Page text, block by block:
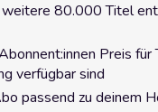
weitere 80.000 Titel
Preis für
verfügbar sind
passend zu deinem